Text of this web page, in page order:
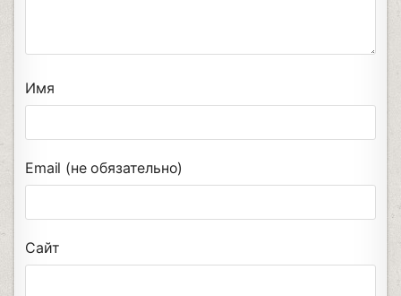
Имя
Email (не обязательно)
Сайт